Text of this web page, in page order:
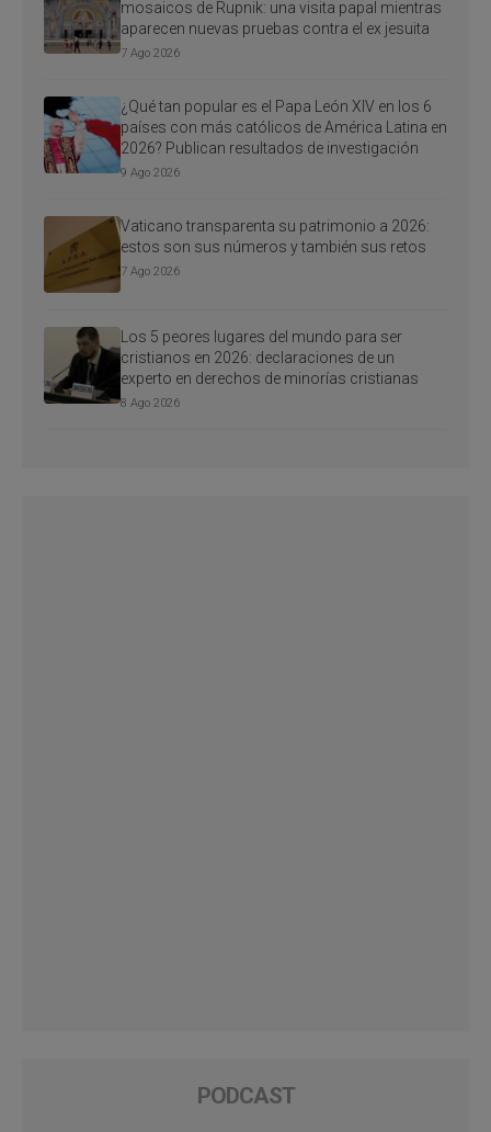
mosaicos de Rupnik: una visita papal mientras
aparecen nuevas pruebas contra el ex jesuita
7 Ago 2026
¿Qué tan popular es el Papa León XIV en los 6
países con más católicos de América Latina en
2026? Publican resultados de investigación
9 Ago 2026
Vaticano transparenta su patrimonio a 2026:
estos son sus números y también sus retos
7 Ago 2026
Los 5 peores lugares del mundo para ser
cristianos en 2026: declaraciones de un
experto en derechos de minorías cristianas
8 Ago 2026
PODCAST